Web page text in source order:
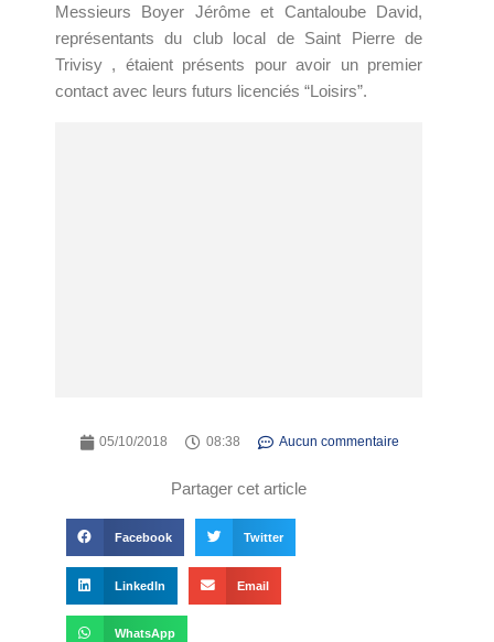
Messieurs Boyer Jérôme et Cantaloube David,
représentants du club local de Saint Pierre de
Trivisy , étaient présents pour avoir un premier
contact avec leurs futurs licenciés “Loisirs”.
05/10/2018 08:38 Aucun commentaire
Partager cet article
Facebook Twitter
LinkedIn Email
WhatsApp